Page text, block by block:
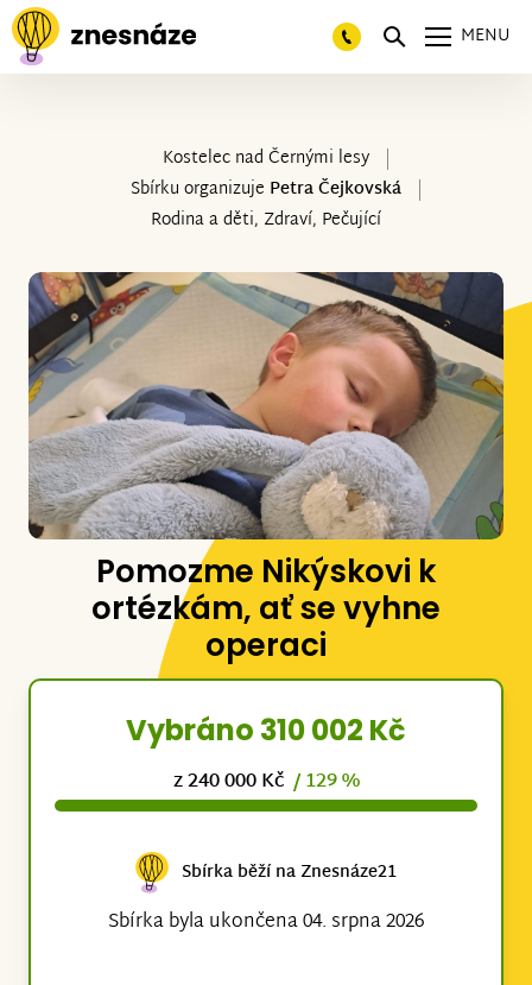
MENU
Kostelec nad Černými lesy
Sbírku organizuje Petra Čejkovská
Rodina a děti, Zdraví, Pečující
Pomozme Nikýskovi k
ortézkám, ať se vyhne
operaci
Vybráno 310 002 Kč
z 240 000 Kč / 129 %
Sbírka běží na Znesnáze21
Sbírka byla ukončena 04. srpna 2026